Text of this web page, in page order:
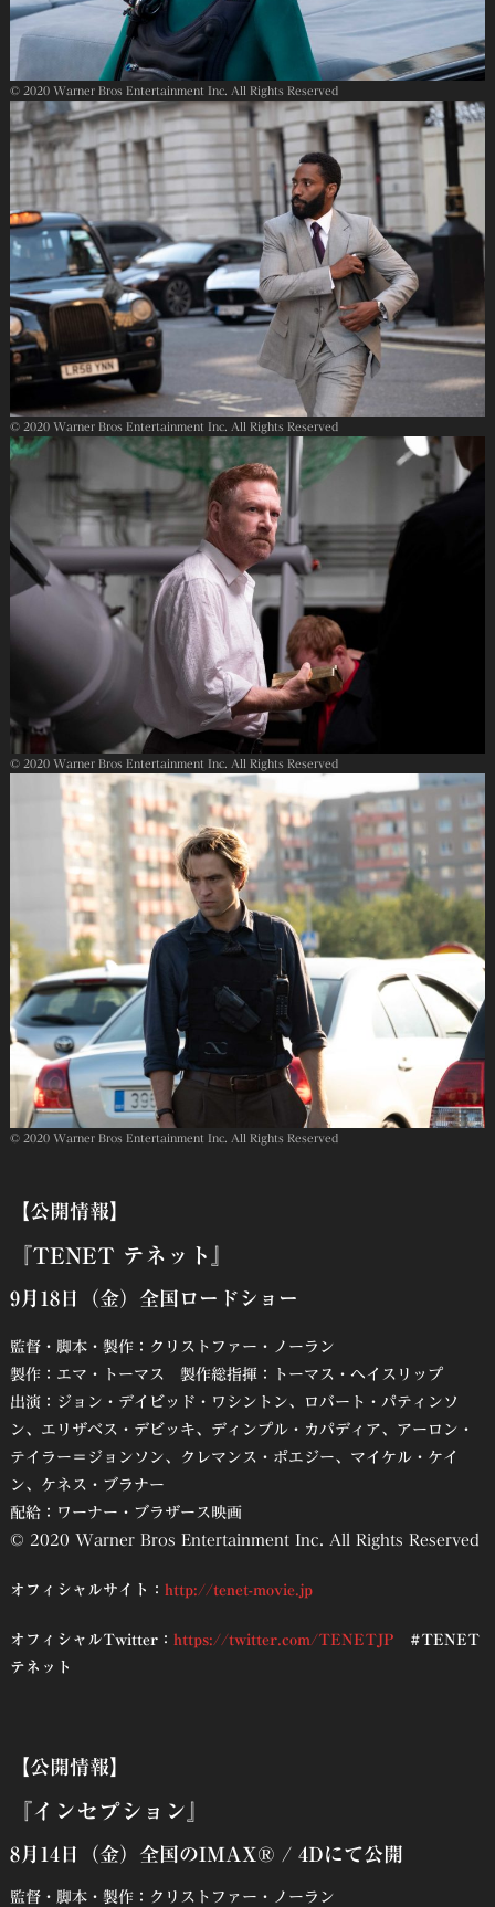
© 2020 Warner Bros Entertainment Inc. All Rights Reserved
© 2020 Warner Bros Entertainment Inc. All Rights Reserved
© 2020 Warner Bros Entertainment Inc. All Rights Reserved
© 2020 Warner Bros Entertainment Inc. All Rights Reserved
【公開情報】
『TENET テネット』
9月18日（金）全国ロードショー
監督・脚本・製作：クリストファー・ノーラン
製作：エマ・トーマス 製作総指揮：トーマス・ヘイスリップ
出演：ジョン・デイビッド・ワシントン、ロバート・パティンソ
ン、エリザベス・デビッキ、ディンプル・カパディア、アーロン・
テイラー＝ジョンソン、クレマンス・ポエジー、マイケル・ケイ
ン、ケネス・ブラナー
配給：ワーナー・ブラザース映画
© 2020 Warner Bros Entertainment Inc. All Rights Reserved
オフィシャルサイト： http://tenet-movie.jp
オフィシャルTwitter： https://twitter.com/TENETJP #TENET
テネット
【公開情報】
『インセプション』
8月14日（金）全国のIMAX® / 4Dにて公開
監督・脚本・製作：クリストファー・ノーラン